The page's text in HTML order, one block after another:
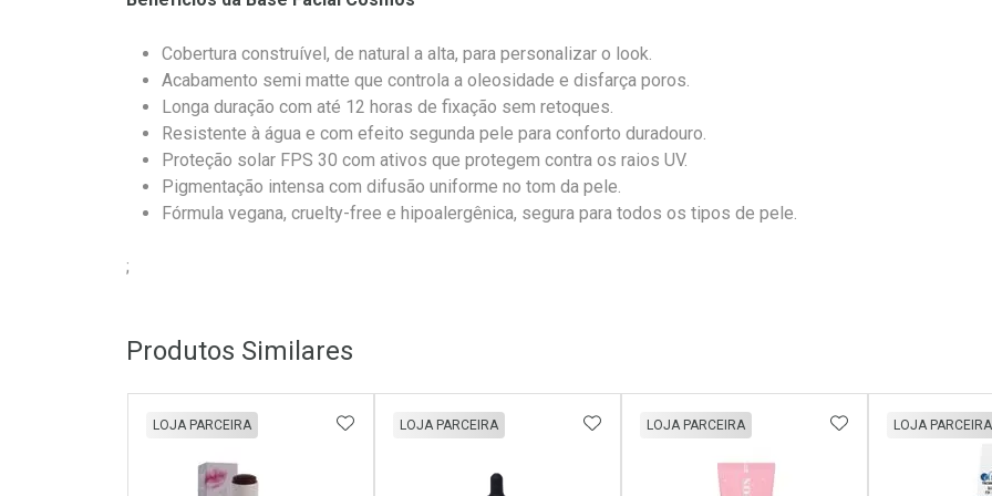
Cobertura construível, de natural a alta, para personalizar o look.
Acabamento semi matte que controla a oleosidade e disfarça poros.
Longa duração com até 12 horas de fixação sem retoques.
Resistente à água e com efeito segunda pele para conforto duradouro.
Proteção solar FPS 30 com ativos que protegem contra os raios UV.
Pigmentação intensa com difusão uniforme no tom da pele.
Fórmula vegana, cruelty-free e hipoalergênica, segura para todos os tipos de pele.
;
Produtos Similares
LOJA PARCEIRA ADICIONAR AOS FAVORITOS
LOJA PARCEIRA ADICIONAR AOS FAVORITOS
LOJA PARCEIRA ADICIONAR AOS
LOJA PARCEIRA